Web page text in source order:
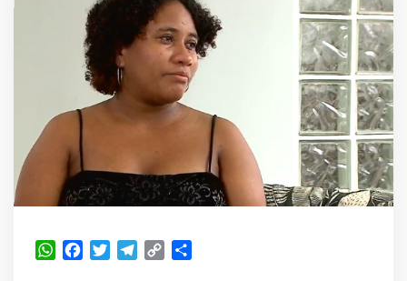
WhatsApp
Facebook
TwitterTelegram
Copy